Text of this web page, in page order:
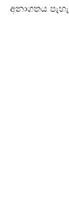
අනාගතය